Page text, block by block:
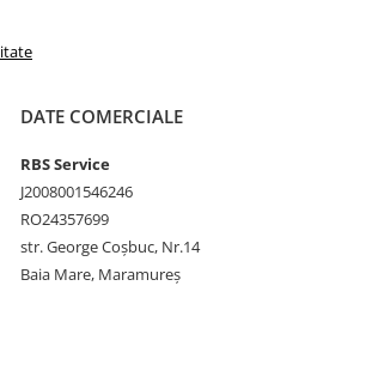
DATE COMERCIALE
RBS Service
J2008001546246
RO24357699
str. George Coșbuc, Nr.14
Baia Mare, Maramureș